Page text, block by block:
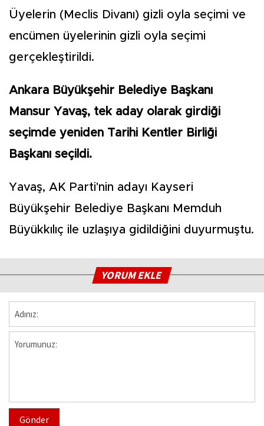
Üyelerin (Meclis Divanı) gizli oyla seçimi ve
encümen üyelerinin gizli oyla seçimi
gerçekleştirildi.
Ankara Büyükşehir Belediye Başkanı
Mansur Yavaş, tek aday olarak girdiği
seçimde yeniden Tarihi Kentler Birliği
Başkanı seçildi.
Yavaş, AK Parti'nin adayı Kayseri
Büyükşehir Belediye Başkanı Memduh
Büyükkılıç ile uzlaşıya gidildiğini duyurmuştu.
YORUM EKLE
Gönder